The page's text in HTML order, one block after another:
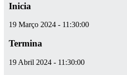
Inicia
19 Março 2024 - 11:30:00
Termina
19 Abril 2024 - 11:30:00